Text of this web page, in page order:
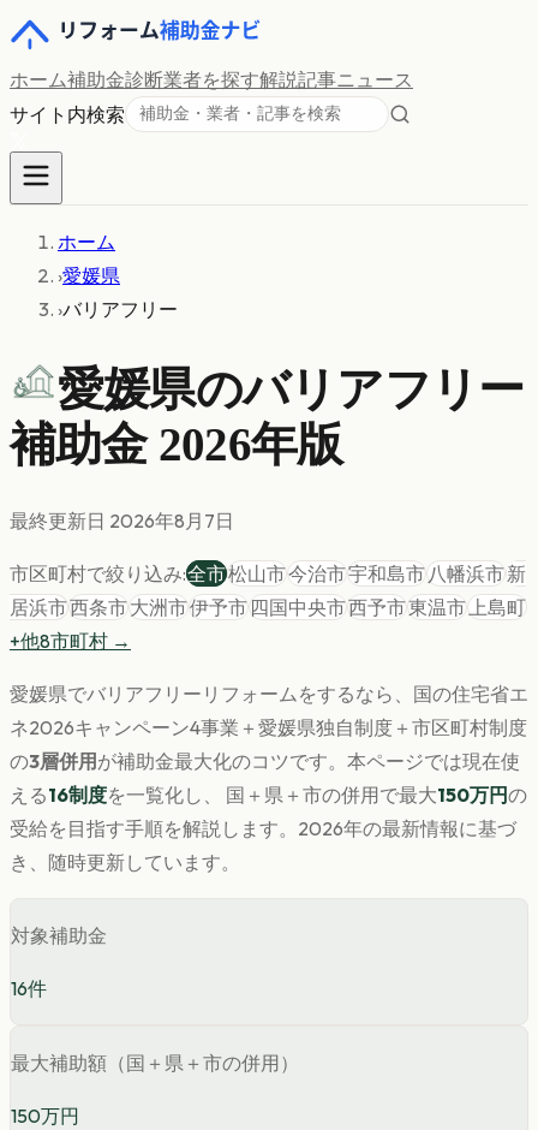
ホーム補助金診断業者を探す解説記事ニュース
サイト内検索
ホーム
›愛媛県
›バリアフリー
愛媛県のバリアフリー
補助金 2026年版
最終更新日 2026年8月7日
市区町村で絞り込み:全市松山市今治市宇和島市八幡浜市新
居浜市西条市大洲市伊予市四国中央市西予市東温市上島町
+他8市町村 →
愛媛県でバリアフリー リフォームをするなら、国の住宅省エ
ネ2026キャンペーン4事業＋ 愛媛県独自制度＋市区町村制度
の3層併用 が補助金最大化のコツです。 本ページでは現在使
える16制度を一覧化し、 国＋県＋市の併用で最大150万円の
受給を目指す手順を解説します。 2026年の最新情報に基づ
き、随時更新しています。
対象補助金
16件
最大補助額（国＋県＋市の併用）
150万円